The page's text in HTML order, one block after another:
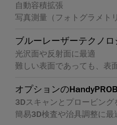
自動容積拡張
写真測量（フォトグラメト
ブルーレーザーテクノロ
光沢面や反射面に最適
難しい表面であっても、表
オプションの
3Dスキャンとプロービン
簡易3D検査や治具調整に最